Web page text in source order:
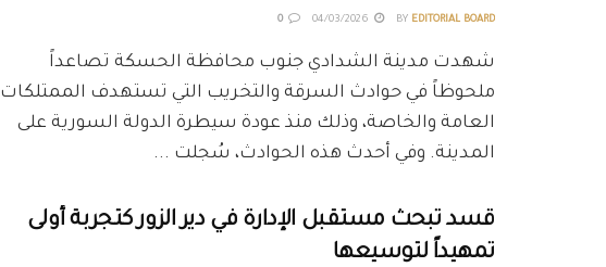
BY EDITORIAL BOARD
0
شهدت مدينة الشدادي جنوب محافظة الحسكة تصاعداً
ملحوظاً في حوادث السرقة والتخريب التي تستهدف الممتلكات
العامة والخاصة، وذلك منذ عودة سيطرة الدولة السورية على
المدينة. وفي أحدث هذه الحوادث، سُجلت ...
قسد تبحث مستقبل الإدارة في دير الزور كتجربة أولى
تمهيداً لتوسيعها